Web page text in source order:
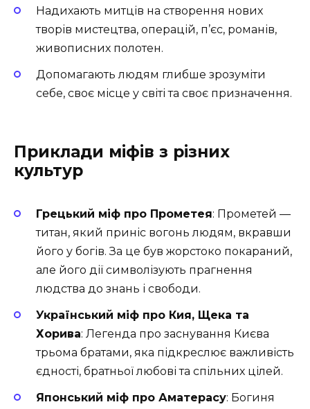
Надихають митців на створення нових
творів мистецтва, операцій, п’єс, романів,
живописних полотен.
Допомагають людям глибше зрозуміти
себе, своє місце у світі та своє призначення.
Приклади міфів з різних
культур
Грецький міф про Прометея: Прометей —
титан, який приніс вогонь людям, вкравши
його у богів. За це був жорстоко покараний,
але його дії символізують прагнення
людства до знань і свободи.
Український міф про Кия, Щека та
Хорива: Легенда про заснування Києва
трьома братами, яка підкреслює важливість
єдності, братньої любові та спільних цілей.
Японський міф про Аматерасу: Богиня